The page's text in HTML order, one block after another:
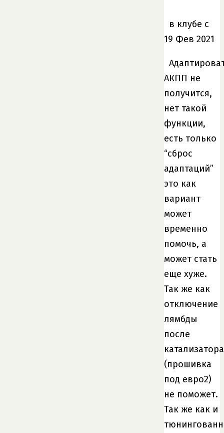
в клубе с
19 Фев 2021
АКПП не
получится,
нет такой
функции,
есть только
“сброс
адаптаций”
это как
вариант
может
временно
помочь, а
может стать
еще хуже.
Так же как
отключение
лямбды
после
катализатора
(прошивка
под евро2)
не поможет.
Так же как и